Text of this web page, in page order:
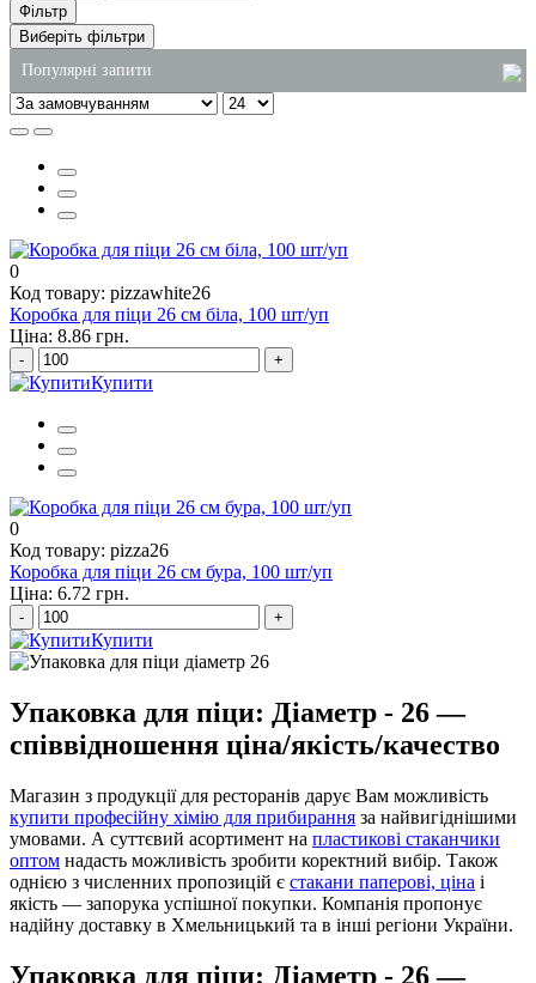
Фільтр
Виберіть фільтри
Популярні запити
купити підкладки для фасування
крафтові паперові пакети
рідке мило для рук 5л
купити миюче в україні
0
Код товару: pizzawhite26
Коробка для піци 26 см біла, 100 шт/уп
Ціна: 8.86 грн.
- +
Купити
0
Код товару: pizza26
Коробка для піци 26 см бура, 100 шт/уп
Ціна: 6.72 грн.
- +
Купити
Упаковка для піци: Діаметр - 26 —
співвідношення ціна/якість/качество
Магазин з продукції для ресторанів дарує Вам можливість
купити професійну хімію для прибирання за найвигіднішими
умовами. А суттєвий асортимент на пластикові стаканчики
оптом надасть можливість зробити коректний вибір. Також
однією з численних пропозицій є стакани паперові, ціна і
якість — запорука успішної покупки. Компанія пропонує
надійну доставку в Хмельницький та в інші регіони України.
Упаковка для піци: Діаметр - 26 —